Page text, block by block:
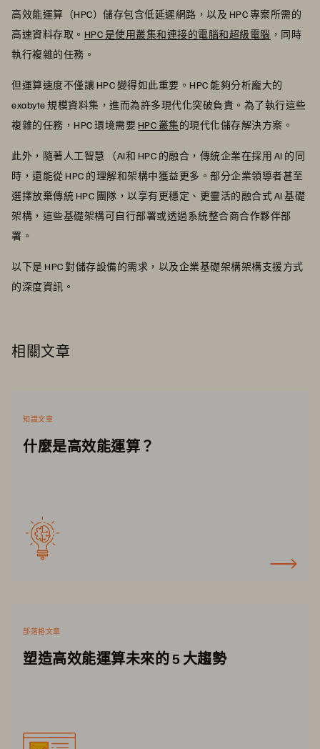
高效能運算（HPC）儲存包含低延遲網路，以及 HPC 專案所需的
高速資料存取。 HPC 是使用叢集和連接的電腦和超級電腦 ，同時
執行複雜的任務。
但運算速度不僅讓 HPC 變得如此重要。HPC 能夠分析龐大的
exabyte 規模資料集，進而為許多現代化突破負責。為了執行這些
複雜的任務，HPC 環境需要HPC 叢集的現代化儲存解決方案。
此外，隨著人工智慧 （AI和 HPC 的融合，傳統企業在採用 AI 的同
時，還能從 HPC 的理解和架構中獲益更多。部分企業領導者甚至
選擇放棄傳統 HPC 團隊，以享有更穩定、更靈活的融合式 AI 基礎
架構，這些基礎架構可自行部署或透過系統整合商合作夥伴部
署。
以下是 HPC 對儲存設備的需求，以及企業基礎架構架構支援方式
的深度資訊。
相關文章
知識文章
什麼是高效能運算？
部落格文章
塑造高效能運算未來的 5 大趨勢